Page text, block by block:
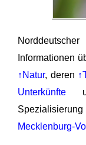
Norddeutscher
Informationen
↑Natur, deren
Unterkünfte
Mecklenburg-